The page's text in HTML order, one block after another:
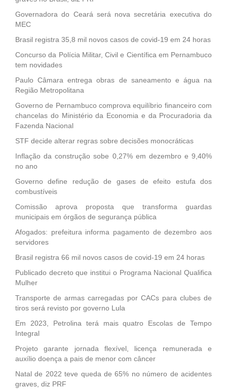
Governadora do Ceará será nova secretária executiva do
MEC
Brasil registra 35,8 mil novos casos de covid-19 em 24 horas
Concurso da Polícia Militar, Civil e Científica em Pernambuco
tem novidades
Paulo Câmara entrega obras de saneamento e água na
Região Metropolitana
Governo de Pernambuco comprova equilíbrio financeiro com
chancelas do Ministério da Economia e da Procuradoria da
Fazenda Nacional
STF decide alterar regras sobre decisões monocráticas
Inflação da construção sobe 0,27% em dezembro e 9,40%
no ano
Governo define redução de gases de efeito estufa dos
combustíveis
Comissão aprova proposta que transforma guardas
municipais em órgãos de segurança pública
Afogados: prefeitura informa pagamento de dezembro aos
servidores
Brasil registra 66 mil novos casos de covid-19 em 24 horas
Publicado decreto que institui o Programa Nacional Qualifica
Mulher
Transporte de armas carregadas por CACs para clubes de
tiros será revisto por governo Lula
Em 2023, Petrolina terá mais quatro Escolas de Tempo
Integral
Projeto garante jornada flexível, licença remunerada e
auxílio doença a pais de menor com câncer
Natal de 2022 teve queda de 65% no número de acidentes
graves, diz PRF